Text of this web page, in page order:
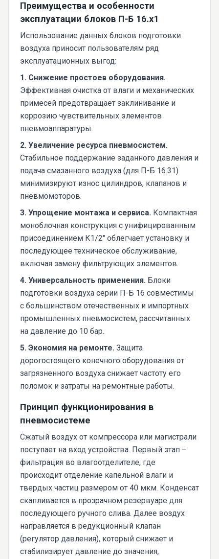
Преимущества и особенности
эксплуатации блоков П-Б 16.х1
Использование данных блоков подготовки
воздуха приносит пользователям ряд
эксплуатационных выгод:
1. Снижение простоев оборудования.
Эффективная очистка от влаги и механических
примесей предотвращает заклинивание и
коррозию чувствительных элементов
пневмоаппаратуры.
2. Увеличение ресурса пневмосистем.
Стабильное поддержание заданного давления и
подача смазанного воздуха (для П-Б 16.31)
минимизируют износ цилиндров, клапанов и
пневмомоторов.
3. Упрощение монтажа и сервиса. Компактная
моноблочная конструкция с унифицированным
присоединением К1/2" облегчает установку и
последующее техническое обслуживание,
включая замену фильтрующих элементов.
4. Универсальность применения. Блоки
подготовки воздуха серии П-Б 16 совместимы
с большинством отечественных и импортных
промышленных пневмосистем, рассчитанных
на давление до 10 бар.
5. Экономия на ремонте. Защита
дорогостоящего конечного оборудования от
загрязненного воздуха снижает частоту его
поломок и затраты на ремонтные работы.
Принцип функционирования в
пневмосистеме
Сжатый воздух от компрессора или магистрали
поступает на вход устройства. Первый этап –
фильтрация во влагоотделителе, где
происходит отделение капельной влаги и
твердых частиц размером от 40 мкм. Конденсат
скапливается в прозрачном резервуаре для
последующего ручного слива. Далее воздух
направляется в редукционный клапан
(регулятор давления), который снижает и
стабилизирует давление до значения,